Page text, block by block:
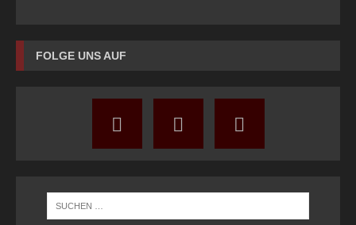
FOLGE UNS AUF